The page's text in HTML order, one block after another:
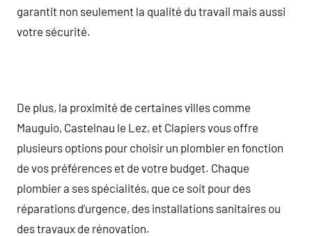
garantit non seulement la qualité du travail mais aussi
votre sécurité.
De plus, la proximité de certaines villes comme
Mauguio, Castelnau le Lez, et Clapiers vous offre
plusieurs options pour choisir un plombier en fonction
de vos préférences et de votre budget. Chaque
plombier a ses spécialités, que ce soit pour des
réparations d’urgence, des installations sanitaires ou
des travaux de rénovation.